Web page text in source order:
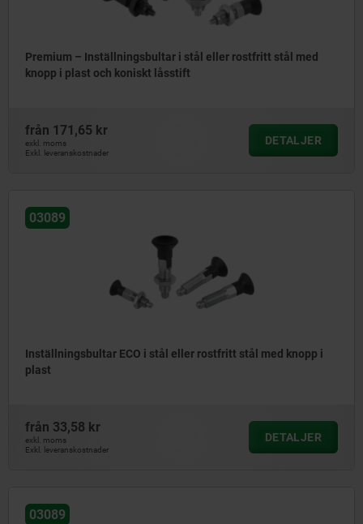
Premium – Inställningsbultar i stål eller rostfritt stål med
knopp i plast och koniskt låsstift
från 171,65 kr
exkl. moms
Exkl. leveranskostnader
DETALJER
03089
Inställningsbultar ECO i stål eller rostfritt stål med knopp i
plast
från 33,58 kr
exkl. moms
Exkl. leveranskostnader
DETALJER
03089